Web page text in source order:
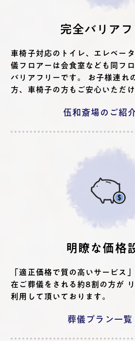
完全バリアフ
車椅子対応のトイレ、エレベー
儀フロアーは会食室なども同フ
バリアフリーです。 お子様連れ
方、車椅子の方もご安心いただけ
伍和斎場のご紹
明瞭な価格
「適正価格で質の高いサービス
在ご葬儀をされる約8割の方が
利用して頂いております。
葬儀プラン一覧